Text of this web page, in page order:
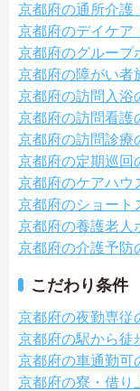
京都府の通所介護
京都府のデイケア
京都府のグループ
京都府の障がい者
京都府の訪問入浴
京都府の訪問看護
京都府の訪問診療
京都府の定期巡回
京都府のケアハウ
京都府のショート
京都府の養護老人
京都府の介護予防
こだわり条件
京都府の夜勤専従
京都府の駅から徒
京都府の車通勤可
京都府の寮・借り